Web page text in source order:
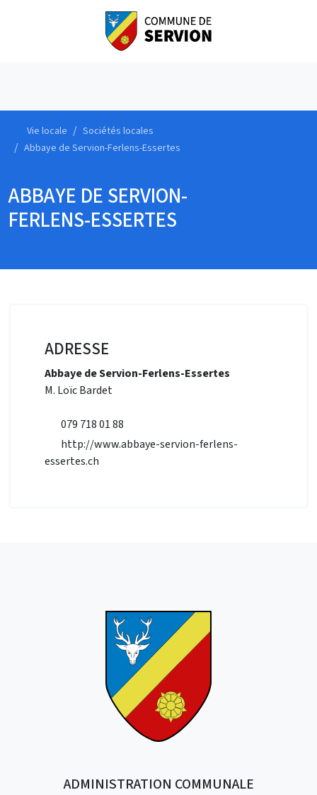
Vie locale
Sociétés locales
Abbaye de Servion-Ferlens-Essertes
ABBAYE DE SERVION-
FERLENS-ESSERTES
ADRESSE
Abbaye de Servion-Ferlens-Essertes
M. Loïc Bardet
079 718 01 88
http://www.abbaye-servion-ferlens-
essertes.ch
ADMINISTRATION COMMUNALE